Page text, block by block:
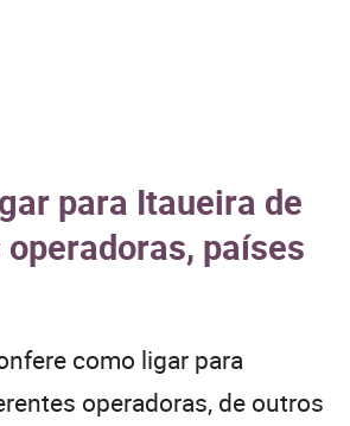
para Itaueira de
países
como ligar para
operadoras, de outros